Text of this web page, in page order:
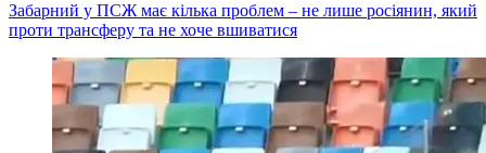
Забарний у ПСЖ має кілька проблем – не лише росіянин, який
проти трансферу та не хоче вшиватися